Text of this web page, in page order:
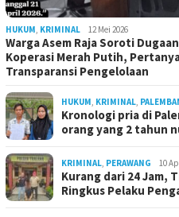
HUKUM, KRIMINAL 12 Mei 2026
Warga Asem Raja Soroti
Koperasi Merah Putih,
Transparansi Pengelolaan
HUKUM, KRIMINAL,
Kronologi pria di
orang yang 2 tahun
KRIMINAL, PERAWANG 10
Kurang dari 24 Jam,
Ringkus Pelaku